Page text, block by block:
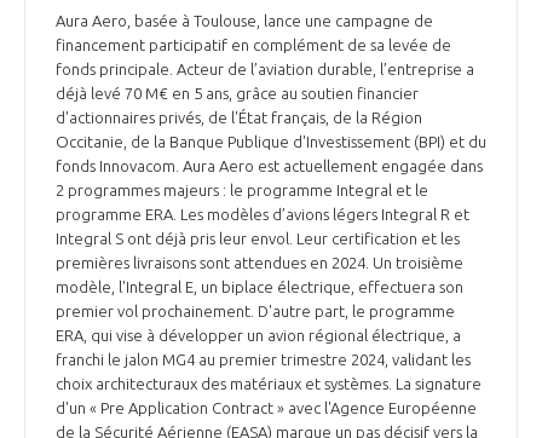
Aura Aero, basée à Toulouse, lance une campagne de
financement participatif en complément de sa levée de
fonds principale. Acteur de l’aviation durable, l’entreprise a
déjà levé 70 M€ en 5 ans, grâce au soutien financier
d'actionnaires privés, de l'État français, de la Région
Occitanie, de la Banque Publique d'Investissement (BPI) et du
fonds Innovacom. Aura Aero est actuellement engagée dans
2 programmes majeurs : le programme Integral et le
programme ERA. Les modèles d’avions légers Integral R et
Integral S ont déjà pris leur envol. Leur certification et les
premières livraisons sont attendues en 2024. Un troisième
modèle, l'Integral E, un biplace électrique, effectuera son
premier vol prochainement. D'autre part, le programme
ERA, qui vise à développer un avion régional électrique, a
franchi le jalon MG4 au premier trimestre 2024, validant les
choix architecturaux des matériaux et systèmes. La signature
d'un « Pre Application Contract » avec l'Agence Européenne
de la Sécurité Aérienne (EASA) marque un pas décisif vers la